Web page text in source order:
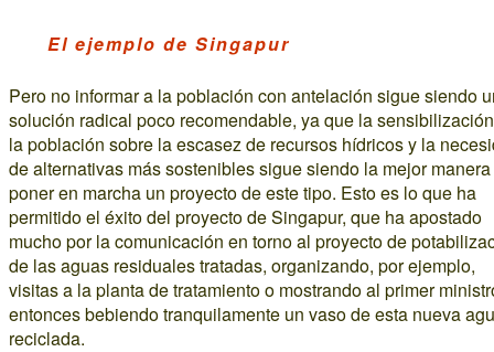
El ejemplo de Singapur
Pero no informar a la población con antelación sigue siendo
solución radical poco recomendable, ya que la
la población sobre la escasez de recursos hídricos y la
de alternativas más sostenibles sigue siendo la mejor
poner en marcha un proyecto de este tipo. Esto es lo que ha
permitido el éxito del proyecto de Singapur, que ha apostado
mucho por la comunicación en torno al proyecto de
de las aguas residuales tratadas, organizando, por ejemplo,
visitas a la planta de tratamiento o mostrando al primer
entonces bebiendo tranquilamente un vaso de esta nueva
reciclada.